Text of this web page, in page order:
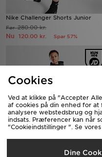
Nike Challenger Shorts Junior
Før280.00 kr.
Nu 120.00 kr. Spar 57%
Nike Tech Mix Joggers Junior
Cookies
Ved at klikke på "Accepter
af cookies på din enhed for
analysere webstedsbrug og
indsats. Præferencer kan når
"Cookieindstillinger ". Se
Dine